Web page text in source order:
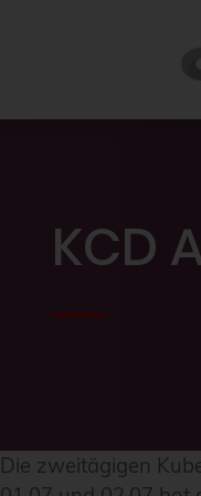
KCD
Die zweitägigen